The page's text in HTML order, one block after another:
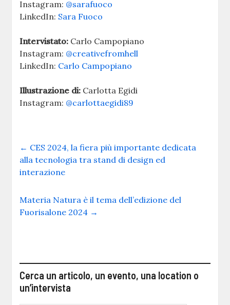
Instagram: @sarafuoco
LinkedIn: Sara Fuoco
Intervistato: Carlo Campopiano
Instagram: @creativefromhell
LinkedIn: Carlo Campopiano
Illustrazione di: Carlotta Egidi
Instagram: @carlottaegidi89
← CES 2024, la fiera più importante dedicata
alla tecnologia tra stand di design ed
interazione
Materia Natura è il tema dell’edizione del
Fuorisalone 2024 →
Cerca un articolo, un evento, una location o
un’intervista